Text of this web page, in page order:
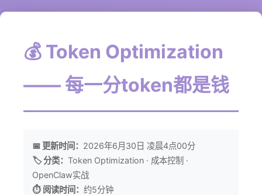
💰 Token Optimization
—— 每一分token都是钱
📅 更新时间： 2026年6月30日 凌晨4点00分
🏷️ 分类： Token Optimization · 成本控制 ·
OpenClaw实战
⏱️ 阅读时间： 约5分钟